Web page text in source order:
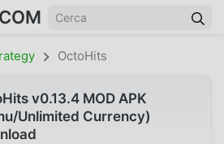
OctoHits
v0.13.4 MOD APK
Unlimited Currency)